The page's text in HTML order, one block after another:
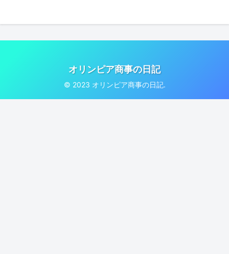
オリンピア商事の日記
© 2023 オリンピア商事の日記.